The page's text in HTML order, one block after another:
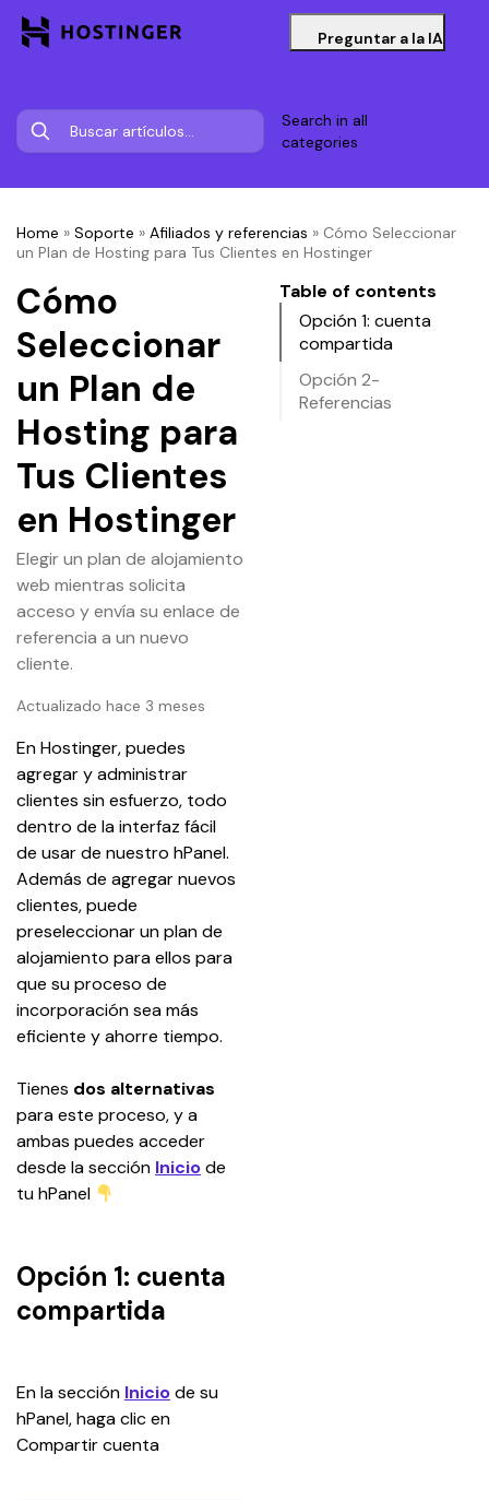
Preguntar a la IA
Search in all
categories
Home » Soporte » Afiliados y referencias » Cómo Seleccionar
un Plan de Hosting para Tus Clientes en Hostinger
Cómo
Seleccionar
un Plan de
Hosting para
Tus Clientes
en Hostinger
Elegir un plan de alojamiento
web mientras solicita
acceso y envía su enlace de
referencia a un nuevo
cliente.
Actualizado hace 3 meses
En Hostinger, puedes
agregar y administrar
clientes sin esfuerzo, todo
dentro de la interfaz fácil
de usar de nuestro hPanel.
Además de agregar nuevos
clientes, puede
preseleccionar un plan de
alojamiento para ellos para
que su proceso de
incorporación sea más
eficiente y ahorre tiempo.
Tienes dos alternativas
para este proceso, y a
ambas puedes acceder
desde la sección Inicio de
tu hPanel
Opción 1: cuenta
compartida
En la sección Inicio de su
hPanel, haga clic en
Compartir cuenta
Table of contents
Opción 1: cuenta
compartida
Opción 2-
Referencias